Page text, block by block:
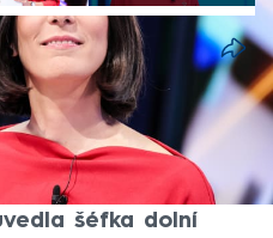
2024, 21:22
jsem
hodnotila její šance
že nemá
šéfka dolní